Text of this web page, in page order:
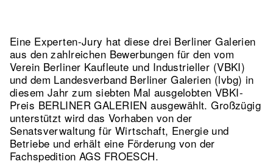
Eine Experten-Jury hat diese drei Berliner Galerien
aus den zahlreichen Bewerbungen für den vom
Verein Berliner Kaufleute und Industrieller (VBKI)
und dem Landesverband Berliner Galerien (lvbg) in
diesem Jahr zum siebten Mal ausgelobten VBKI-
Preis BERLINER GALERIEN ausgewählt. Großzügig
unterstützt wird das Vorhaben von der
Senatsverwaltung für Wirtschaft, Energie und
Betriebe und erhält eine Förderung von der
Fachspedition AGS FROESCH.